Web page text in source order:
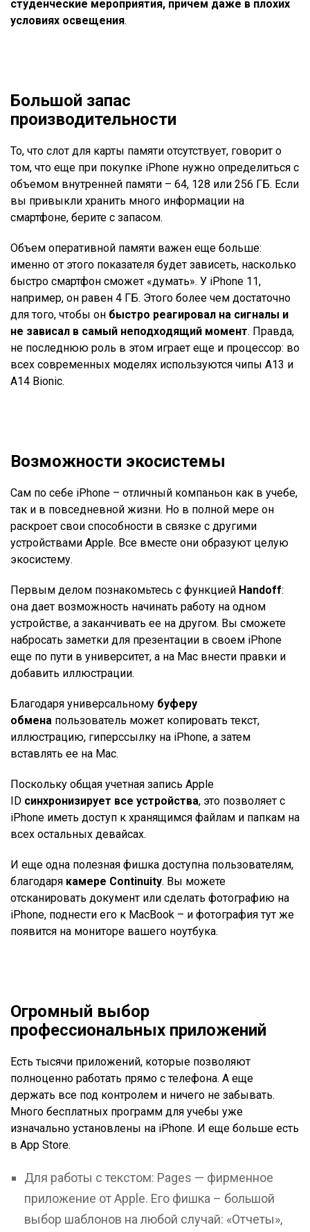
студенческие мероприятия, причем даже в плохих
условиях освещения.
Большой запас
производительности
То, что слот для карты памяти отсутствует, говорит о
том, что еще при покупке iPhone нужно определиться с
объемом внутренней памяти – 64, 128 или 256 ГБ. Если
вы привыкли хранить много информации на
смартфоне, берите с запасом.
Объем оперативной памяти важен еще больше:
именно от этого показателя будет зависеть, насколько
быстро смартфон сможет «думать». У iPhone 11,
например, он равен 4 ГБ. Этого более чем достаточно
для того, чтобы он быстро реагировал на сигналы и
не зависал в самый неподходящий момент. Правда,
не последнюю роль в этом играет еще и процессор: во
всех современных моделях используются чипы A13 и
A14 Bionic.
Возможности экосистемы
Сам по себе iPhone – отличный компаньон как в учебе,
так и в повседневной жизни. Но в полной мере он
раскроет свои способности в связке с другими
устройствами Apple. Все вместе они образуют целую
экосистему.
Первым делом познакомьтесь с функцией Handoff:
она дает возможность начинать работу на одном
устройстве, а заканчивать ее на другом. Вы сможете
набросать заметки для презентации в своем iPhone
еще по пути в университет, а на Mac внести правки и
добавить иллюстрации.
Благодаря универсальному буферу
обмена пользователь может копировать текст,
иллюстрацию, гиперссылку на iPhone, а затем
вставлять ее на Mac.
Поскольку общая учетная запись Apple
ID синхронизирует все устройства, это позволяет с
iPhone иметь доступ к хранящимся файлам и папкам на
всех остальных девайсах.
И еще одна полезная фишка доступна пользователям,
благодаря камере Continuity. Вы можете
отсканировать документ или сделать фотографию на
iPhone, поднести его к MacBook – и фотография тут же
появится на мониторе вашего ноутбука.
Огромный выбор
профессиональных приложений
Есть тысячи приложений, которые позволяют
полноценно работать прямо с телефона. А еще
держать все под контролем и ничего не забывать.
Много бесплатных программ для учебы уже
изначально установлены на iPhone. И еще больше есть
в App Store.
Для работы с текстом: Pages — фирменное
приложение от Apple. Его фишка – большой
выбор шаблонов на любой случай: «Отчеты»,